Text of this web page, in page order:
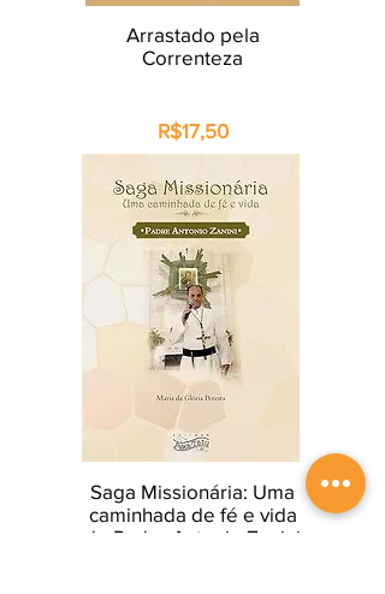
Arrastado pela
Correnteza
R$17,50
Saga Missionária: Uma
caminhada de fé e vida
do Padre Antonio Zanini